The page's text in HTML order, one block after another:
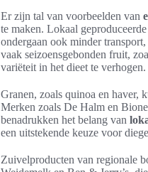
Er zijn tal van voorbeelden van
te maken. Lokaal
ondergaan ook minder
vaak seizoensgebonden fruit,
variëteit in het dieet te verhogen.
Granen, zoals quinoa en haver,
Merken zoals De Halm en
benadrukken het belang van
een uitstekende keuze voor
Zuivelproducten van regionale